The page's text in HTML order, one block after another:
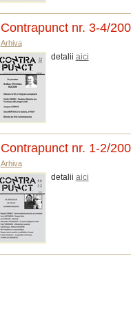
Contrapunct nr. 3-4/
Arhiva
detalii aici
Contrapunct nr. 1-2/
Arhiva
detalii aici